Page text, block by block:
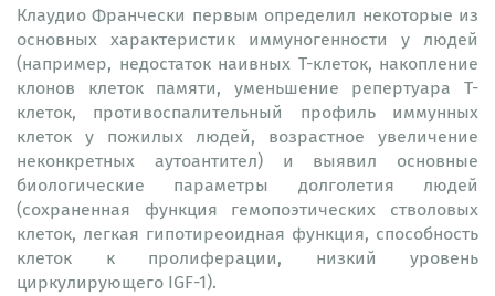
Клаудио Франчески первым определил некоторые из
основных характеристик иммуногенности у людей
(например, недостаток наивных Т-клеток, накопление
клонов клеток памяти, уменьшение репертуара Т-
клеток, противоспалительный профиль иммунных
клеток у пожилых людей, возрастное увеличение
неконкретных аутоантител) и выявил основные
биологические параметры долголетия людей
(сохраненная функция гемопоэтических стволовых
клеток, легкая гипотиреоидная функция, способность
клеток к пролиферации, низкий уровень
циркулирующего IGF-1).